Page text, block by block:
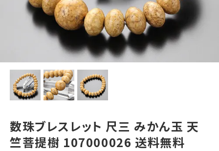
数珠ブレスレット 尺三 みかん玉 天
竺菩提樹 107000026 送料無料